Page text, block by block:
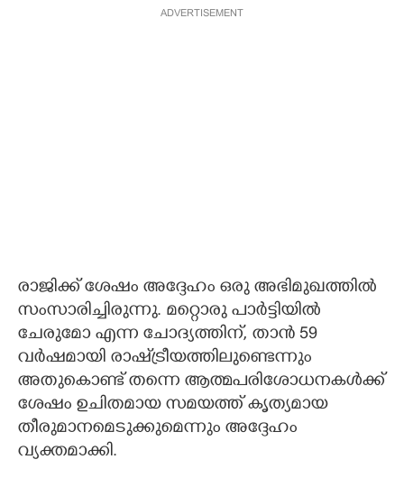
ADVERTISEMENT
രാജിക്ക് ശേഷം അദ്ദേഹം ഒരു അഭിമുഖത്തിൽ
സംസാരിച്ചിരുന്നു. മറ്റൊരു പാർട്ടിയിൽ
ചേരുമോ എന്ന ചോദ്യത്തിന്, താൻ 59
വർഷമായി രാഷ്‌ട്രീയത്തിലുണ്ടെന്നും
അതുകൊണ്ട് തന്നെ ആത്മപരിശോധനകൾക്ക്
ശേഷം ഉചിതമായ സമയത്ത് കൃത്യമായ
തീരുമാനമെടുക്കുമെന്നും അദ്ദേഹം
വ്യക്തമാക്കി.